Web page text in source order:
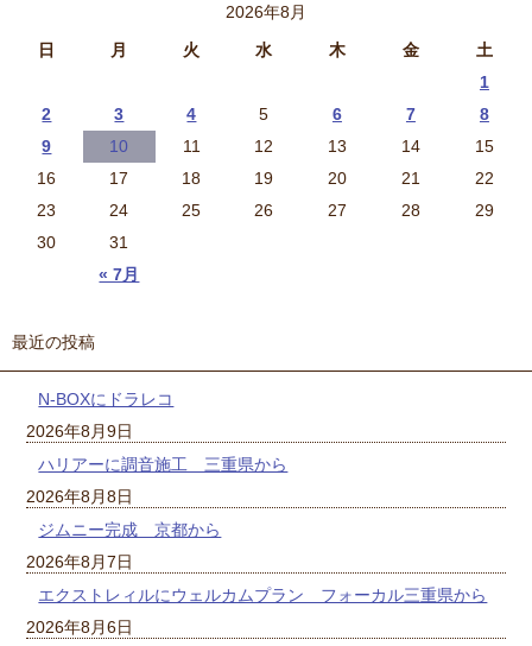
2026年8月
日
月 火 水 木 金 土
« 7月
1
2
3 4 5 6 7
8
9
10 11 12 13 14
15
16
17 18 19 20 21
22
23
24 25 26 27 28
29
30
31
最近の投稿
N-BOXにドラレコ
2026年8月9日
ハリアーに調音施工 三重県から
2026年8月8日
ジムニー完成 京都から
2026年8月7日
エクストレィルにウェルカムプラン フォーカル三重県から
2026年8月6日